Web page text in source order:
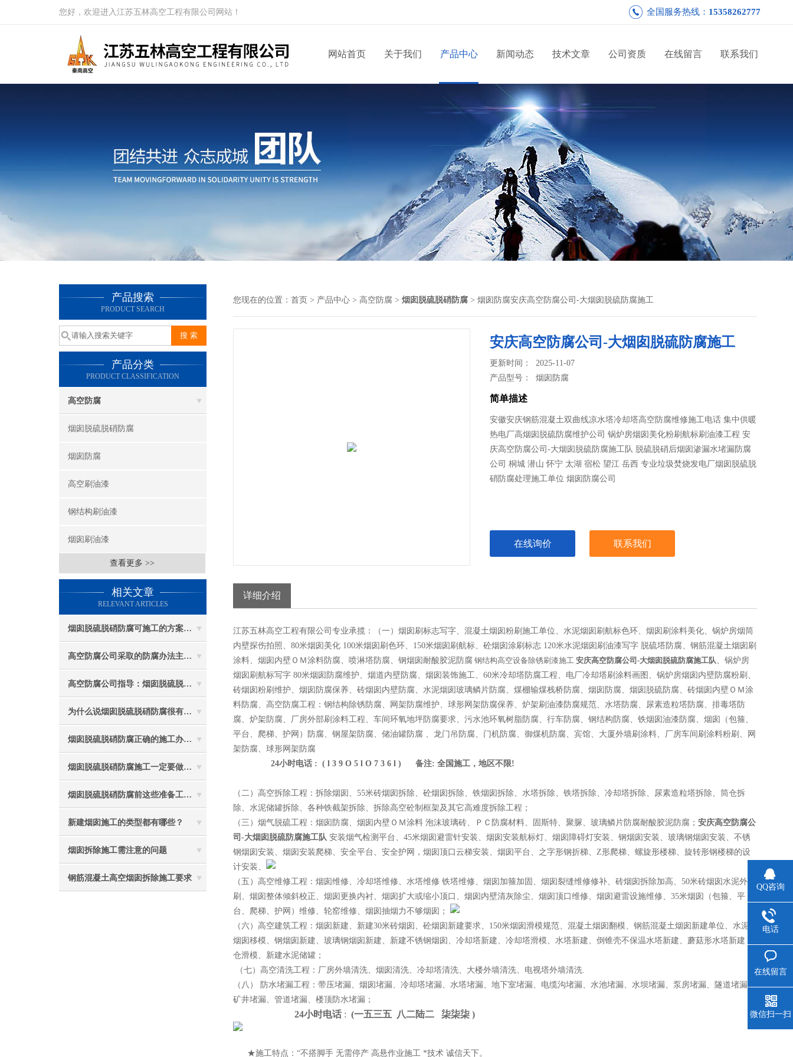
您好，欢迎进入江苏五林高空工程有限公司网站！ 全国服务热线： 15358262777
网站首页 关于我们 产品中心 新闻动态 技术文章 公司资质 在线留言 联系我们
产品搜索
PRODUCT SEARCH
产品分类
PRODUCT CLASSIFICATION
高空防腐
烟囱脱硫脱硝防腐
烟囱防腐
高空刷油漆
钢结构刷油漆
烟囱刷油漆
查看更多 >>
相关文章
RELEVANT ARTICLES
烟囱脱硫脱硝防腐可施工的方案都有哪些？
高空防腐公司采取的防腐办法主要有哪些？
高空防腐公司指导：烟囱脱硫脱硝防腐施工要注意些什么？
为什么说烟囱脱硫脱硝防腐很有必要
烟囱脱硫脱硝防腐正确的施工办法由高空防腐公司说与你听
烟囱脱硫脱硝防腐施工一定要做好防护工作
烟囱脱硫脱硝防腐前这些准备工作要做到位
新建烟囱施工的类型都有哪些？
烟囱拆除施工需注意的问题
钢筋混凝土高空烟囱拆除施工要求
您现在的位置： 首页 > 产品中心 > 高空防腐 > 烟囱脱硫脱硝防腐 > 烟囱防腐安庆高空防腐公司-大烟囱脱硫防腐施工
安庆高空防腐公司-大烟囱脱硫防腐施工
更新时间： 2025-11-07
产品型号：烟囱防腐
简单描述
安徽安庆钢筋混凝土双曲线凉水塔冷却塔高空防腐维修施工电话 集中供暖
热电厂高烟囱脱硫防腐维护公司 锅炉房烟囱美化粉刷航标刷油漆工程 安
庆高空防腐公司-大烟囱脱硫防腐施工队 脱硫脱硝后烟囱渗漏水堵漏防腐
公司 桐城 潜山 怀宁 太湖 宿松 望江 岳西 专业垃圾焚烧发电厂烟囱脱硫脱
硝防腐处理施工单位 烟囱防腐公司
在线询价 联系我们
详细介绍
江苏五林高空工程有限公司专业承揽：（一）烟囱刷标志写字、混凝土烟囱粉刷施工单位、水泥烟囱刷航标色环、烟囱刷涂料美化、锅炉房烟筒
内壁探伤拍照、80米烟囱美化 100米烟囱刷色环、150米烟囱刷航标、砼烟囱涂刷标志 120米水泥烟囱刷油漆写字 脱硫塔防腐、钢筋混凝土烟囱刷
涂料、烟囱内壁ＯＭ涂料防腐、喷淋塔防腐、钢烟囱耐酸胶泥防腐 钢结构高空设备除锈刷漆施工 安庆高空防腐公司-大烟囱脱硫防腐施工队、锅炉房
烟囱刷航标写字 80米烟囱防腐维护、烟道内壁防腐、烟囱装饰施工、60米冷却塔防腐工程、电厂冷却塔刷涂料画图、锅炉房烟囱内壁防腐粉刷、
砖烟囱粉刷维护、烟囱防腐保养、砖烟囱内壁防腐、水泥烟囱玻璃鳞片防腐、煤棚输煤栈桥防腐、烟囱防腐、烟囱脱硫防腐、砖烟囱内壁ＯＭ涂
料防腐、高空防腐工程：钢结构除锈防腐、网架防腐维护、球形网架防腐保养、炉架刷油漆防腐规范、水塔防腐、尿素造粒塔防腐、排毒塔防
腐、炉架防腐、厂房外部刷涂料工程、车间环氧地坪防腐要求、污水池环氧树脂防腐、行车防腐、钢结构防腐、铁烟囱油漆防腐、烟囱（包箍、
平台、爬梯、护网）防腐、钢屋架防腐、储油罐防腐 、龙门吊防腐、门机防腐、御煤机防腐、宾馆、大厦外墙刷涂料、厂房车间刷涂料粉刷、网
架防腐、球形网架防腐
24小时电话 : ( l 3 9 O 5 l O 7 3 6 l ) 备注: 全国施工，地区不限!
（二）高空拆除工程：拆除烟囱、55米砖烟囱拆除、砼烟囱拆除、铁烟囱拆除、水塔拆除、铁塔拆除、冷却塔拆除、尿素造粒塔拆除、筒仓拆
除、水泥储罐拆除、各种铁截架拆除、拆除高空砼制框架及其它高难度拆除工程；
（三）烟气脱硫工程：烟囱防腐、烟囱内壁ＯＭ涂料 泡沫玻璃砖、ＰＣ防腐材料、固斯特、聚脲、玻璃鳞片防腐耐酸胶泥防腐； 安庆高空防腐公
司-大烟囱脱硫防腐施工队 安装烟气检测平台、45米烟囱避雷针安装、烟囱安装航标灯、烟囱障碍灯安装、钢烟囱安装、玻璃钢烟囱安装、不锈
钢烟囱安装、烟囱安装爬梯、安全平台、安全护网，烟囱顶口云梯安装、烟囱平台、之字形钢折梯、Z形爬梯、螺旋形楼梯、旋转形钢楼梯的设
计安装、
（五）高空维修工程：烟囱维修、冷却塔维修、水塔维修 铁塔维修、烟囱加箍加固、烟囱裂缝维修修补、砖烟囱拆除加高、50米砖烟囱水泥外粉
刷、烟囱整体倾斜校正、烟囱更换内衬、烟囱扩大或缩小顶口、烟囱内壁清灰除尘、烟囱顶口维修、烟囱避雷设施维修、35米烟囱（包箍、平
台、爬梯、护网）维修、轮窑维修、烟囱抽烟力不够烟囱；
（六）高空建筑工程：烟囱新建、新建30米砖烟囱、砼烟囱新建要求、150米烟囱滑模规范、混凝土烟囱翻模、钢筋混凝土烟囱新建单位、水泥
烟囱移模、钢烟囱新建、玻璃钢烟囱新建、新建不锈钢烟囱、冷却塔新建、冷却塔滑模、水塔新建、倒锥壳不保温水塔新建、蘑菇形水塔新建 筒
仓滑模、新建水泥储罐；
（七）高空清洗工程：厂房外墙清洗、烟囱清洗、冷却塔清洗、大楼外墙清洗、电视塔外墙清洗.
（八） 防水堵漏工程：带压堵漏、烟囱堵漏、冷却塔堵漏、水塔堵漏、地下室堵漏、电缆沟堵漏、水池堵漏、水坝堵漏、泵房堵漏、隧道堵漏、
矿井堵漏、管道堵漏、楼顶防水堵漏；
24小时电话 : (一五三五 八二陆二 柒柒柒 )
★施工特点：“不搭脚手 无需停产 高悬作业施工 *技术 诚信天下。
QQ咨询
电话
在线留言
微信扫一扫